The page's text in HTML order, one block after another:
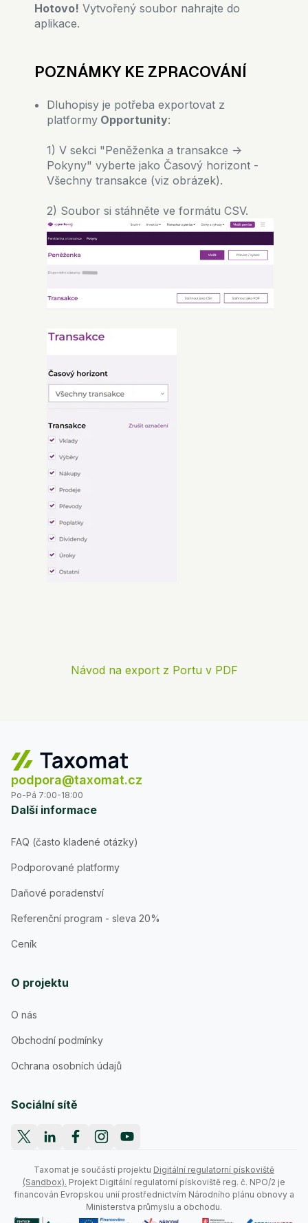
Hotovo! Vytvořený soubor nahrajte do
aplikace.
POZNÁMKY KE ZPRACOVÁNÍ
Dluhopisy je potřeba exportovat z
platformyOpportunity:
1) V sekci "Peněženka a transakce ->
Pokyny" vyberte jako Časový horizont -
Všechny transakce (viz obrázek).
2) Soubor si stáhněte ve formátu CSV.
Návod na export z Portu v PDF
podpora@taxomat.cz
Po-Pá 7:00-18:00
Další informace
FAQ (často kladené otázky)
Podporované platformy
Daňové poradenství
Referenční program - sleva 20%
Ceník
O projektu
O nás
Obchodní podmínky
Ochrana osobních údajů
Sociální sítě
Taxomat je součástí projektu Digitální regulatorní pískoviště
(Sandbox). Projekt Digitální regulatorní pískoviště reg. č. NPO/2 je
financován Evropskou unií prostřednictvím Národního plánu obnovy a
Ministerstva průmyslu a obchodu.